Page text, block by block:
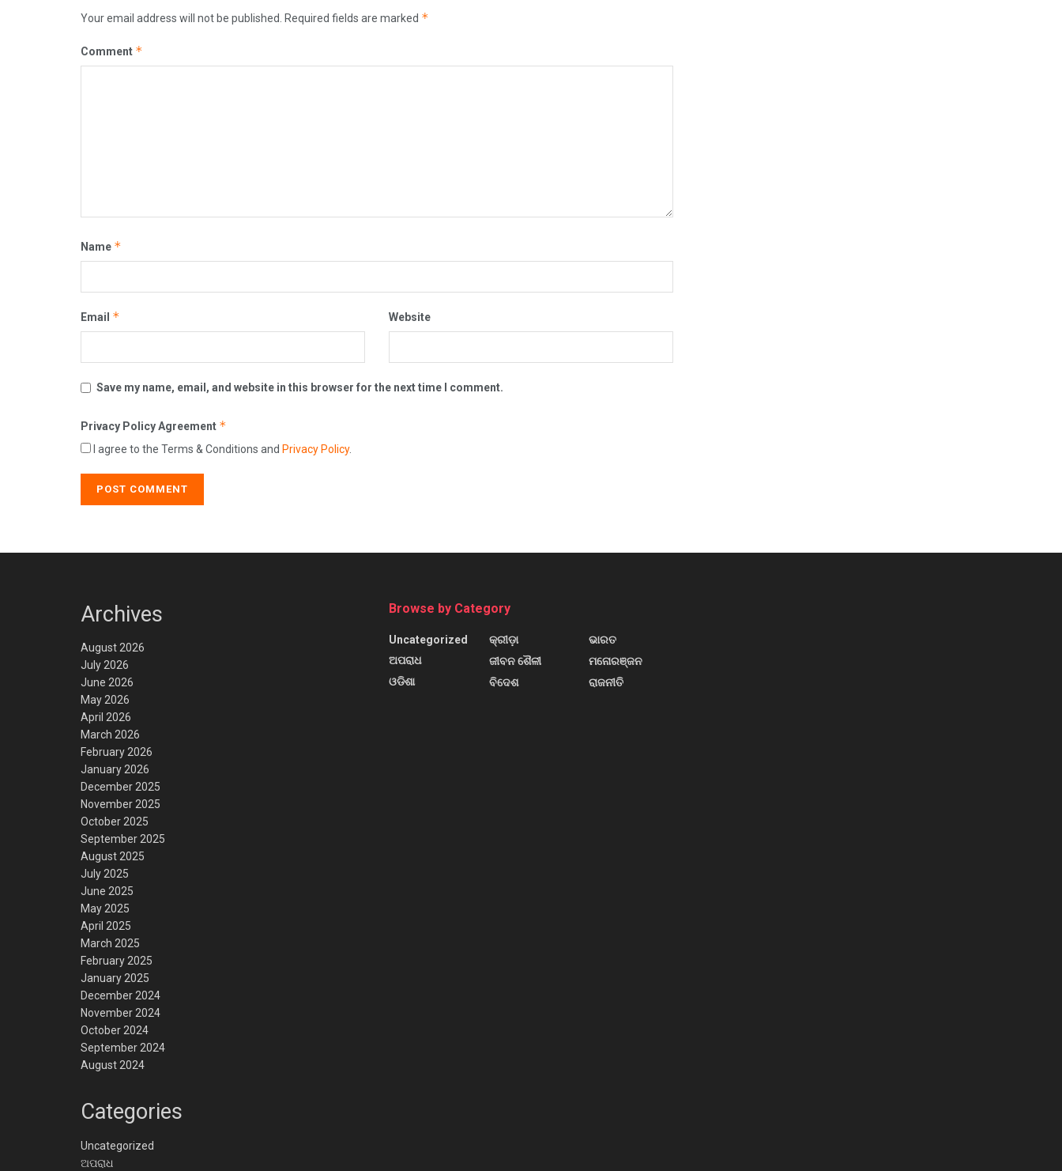
Your email address will not be published. Required fields are marked *
Comment *
Name *
Email * Website
Save my name, email, and website in this browser for the next time I comment.
Privacy Policy Agreement *
I agree to the Terms & Conditions and Privacy Policy.
Archives
August 2026
July 2026
June 2026
May 2026
April 2026
March 2026
February 2026
January 2026
December 2025
November 2025
October 2025
September 2025
August 2025
July 2025
June 2025
May 2025
April 2025
March 2025
February 2025
January 2025
December 2024
November 2024
October 2024
September 2024
August 2024
Categories
Uncategorized
ଅପରାଧ
Browse by Category
Uncategorized
ଅପରାଧ
ଓଡିଶା
କ୍ରୀଡ଼ା
ଜୀବନ ଶୈଳୀ
ବିଦେଶ
ଭାରତ
ମନୋରଞ୍ଜନ
ରାଜନୀତି